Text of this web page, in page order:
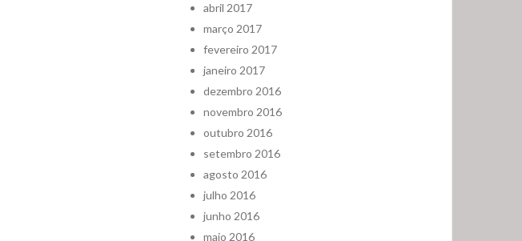
abril 2017
março 2017
fevereiro 2017
janeiro 2017
dezembro 2016
novembro 2016
outubro 2016
setembro 2016
agosto 2016
julho 2016
junho 2016
maio 2016